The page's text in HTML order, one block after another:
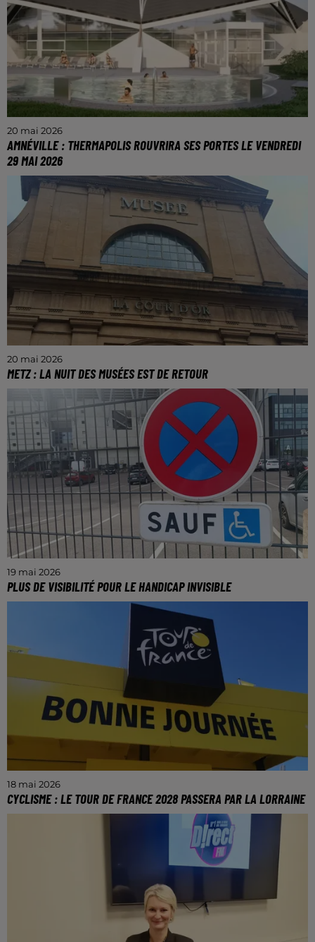
20 mai 2026
AMNÉVILLE : THERMAPOLIS ROUVRIRA SES PORTES LE VENDREDI
29 MAI 2026
Fermé depuis 15 mois pour rénovation, le site
mosellan entame une nouvelle étape de son
développement, avec une offre et une expérience
visiteurs enrichie.
20 mai 2026
METZ : LA NUIT DES MUSÉES EST DE RETOUR
Ce samedi 23 mai, c'est le retour de la nuit des
musées à Metz. Pour l'occasion, de nombreux lieux
culturels proposent une programmation
exceptionnelle.
19 mai 2026
PLUS DE VISIBILITÉ POUR LE HANDICAP INVISIBLE
En France, près des deux tiers des handicapés
souffrent d'un handicap invisible. Ce dernier
bénéficient, comme les handicapés moteur, d'aides,
...
18 mai 2026
CYCLISME : LE TOUR DE FRANCE 2028 PASSERA PAR LA LORRAINE
La Grande Boucle passera par plusieurs villes de la
région comme Metz, Thionville et Verdun.